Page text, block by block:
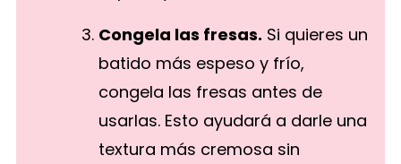
Congela las fresas. Si quieres un
batido más espeso y frío,
congela las fresas antes de
usarlas. Esto ayudará a darle una
textura más cremosa sin